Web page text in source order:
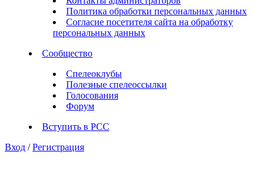
Политика обработки персональных данных
Согласие посетителя сайта на обработку
персональных данных
Сообщество
Спелеоклубы
Полезные спелеоссылки
Голосования
Форум
Вступить в РСС
Вход / Регистрация